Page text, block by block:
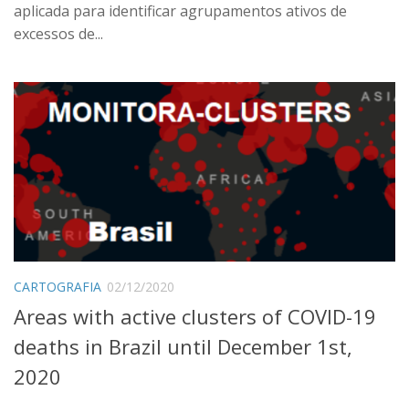
aplicada para identificar agrupamentos ativos de
excessos de...
CARTOGRAFIA 02/12/2020
Areas with active clusters of COVID-19
deaths in Brazil until December 1st,
2020